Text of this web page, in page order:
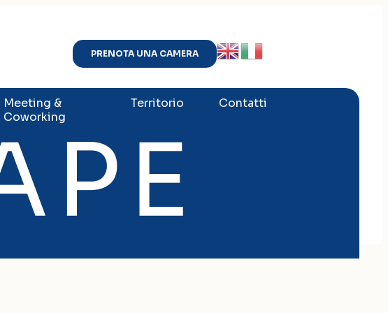
PRENOTA UNA CAMERA
Meeting &
Coworking
Territorio Contatti